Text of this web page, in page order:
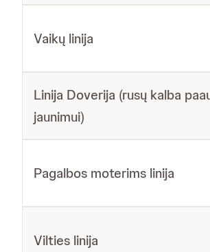
Vaikų linija
Linija Doverija (rusų kalba
jaunimui)
Pagalbos moterims linija
Vilties linija